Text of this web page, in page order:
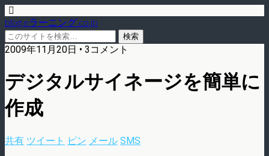
blog.eラーニング.co.jp
2009年11月20日 • 3コメント
デジタルサイネージを簡単に
作成
共有 ツイート ピン メール SMS